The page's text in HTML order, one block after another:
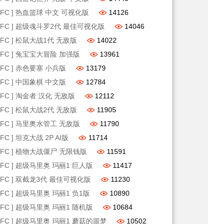
] 热血篮球 中文 可视化版
14126
] 超级魂斗罗2代 最佳可视化版
14046
] 松鼠大战1代 无敌版
14022
] 兔宝宝大冒险 加强版
13961
] 赤色要塞 小兵版
13179
] 中国象棋 中文版
12784
] 淘金者 汉化 无敌版
12112
] 松鼠大战2代 无敌版
11905
] 马里奥水管工 无敌版
11790
] 坦克大战 2P AI版
11714
] 植物大战僵尸 无限钱版
11591
] 超级马里奥 玛丽1 巨人版
11417
] 双截龙3代 最佳可视化版
11230
] 超级马里奥 玛丽1 负1版
10890
] 超级马里奥 玛丽1 随机版
10684
] 超级马里奥 玛丽1 蘑菇的噩梦
10502